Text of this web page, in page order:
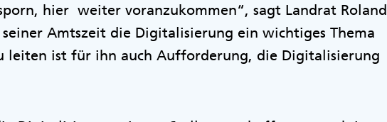
hier weiter voranzukommen“, sagt Landrat Roland
Amtszeit die Digitalisierung ein wichtiges Thema
leiten ist für ihn auch Aufforderung, die Digitalisierung